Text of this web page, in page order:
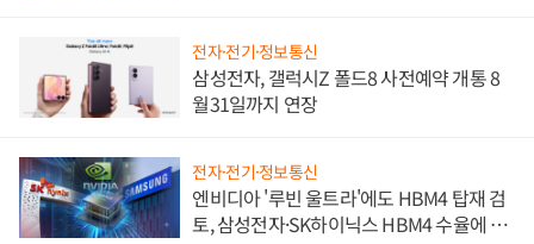
전자·전기·정보통신
삼성전자, 갤럭시Z 폴드8 사전예약 개통 8
월31일까지 연장
전자·전기·정보통신
엔비디아 '루빈 울트라'에도 HBM4 탑재 검
토, 삼성전자·SK하이닉스 HBM4 수율에 주